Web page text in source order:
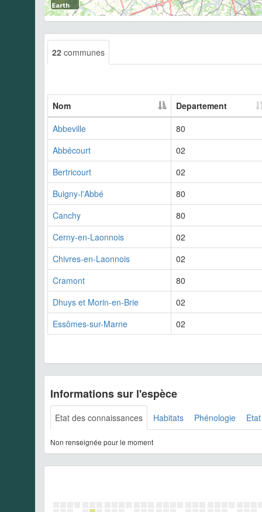
22 communes
Nom
Departement
Abbeville
80
Abbécourt
02
Bertricourt
02
Buigny-l'Abbé
80
Canchy
80
Cerny-en-Laonnois
02
Chivres-en-Laonnois
02
Cramont
80
Dhuys et Morin-en-Brie
02
Essômes-sur-Marne
02
Informations sur l'espèce
Etat des connaissances Habitats Phénologie
Non renseignée pour le moment